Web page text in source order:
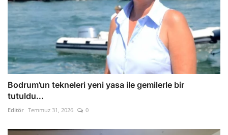
Bodrum’un tekneleri yeni yasa ile gemilerle bir
tutuldu...
Editör Temmuz 31, 2026 0